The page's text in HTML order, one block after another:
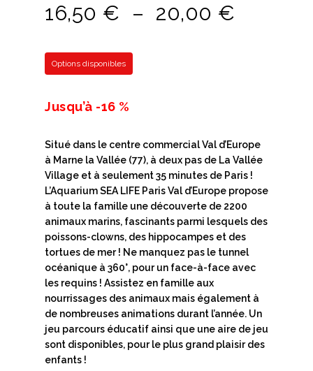
16,50 € – 20,00 €
Options disponibles
Jusqu’à -16 %
Situé dans le centre commercial Val d’Europe
à Marne la Vallée (77), à deux pas de La Vallée
Village et à seulement 35 minutes de Paris !
L’Aquarium SEA LIFE Paris Val d’Europe propose
à toute la famille une découverte de 2200
animaux marins, fascinants parmi lesquels des
poissons-clowns, des hippocampes et des
tortues de mer ! Ne manquez pas le tunnel
océanique à 360°, pour un face-à-face avec
les requins ! Assistez en famille aux
nourrissages des animaux mais également à
de nombreuses animations durant l’année. Un
jeu parcours éducatif ainsi que une aire de jeu
sont disponibles, pour le plus grand plaisir des
enfants !